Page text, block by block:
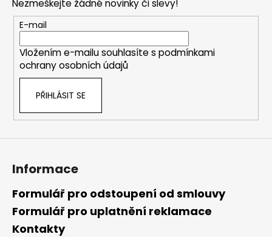
Nezmeškejte žádné novinky či slevy!
E-mail
Vložením e-mailu souhlasíte s podmínkami
ochrany osobních údajů
PŘIHLÁSIT SE
Informace
Formulář pro odstoupení od smlouvy
Formulář pro uplatnění reklamace
Kontakty